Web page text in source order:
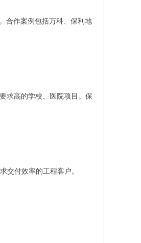
合作案例包括万科、保利地
求高的学校、医院项目。保
交付效率的工程客户。